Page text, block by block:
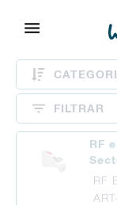
FILTRAR
RF
RF